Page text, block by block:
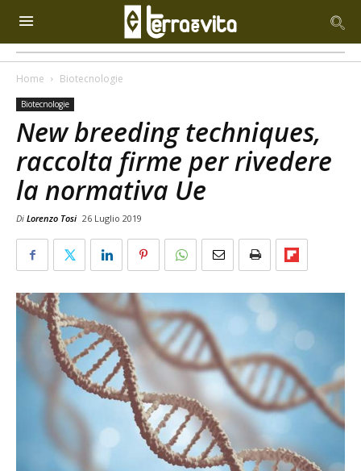
Home Biotecnologie
Biotecnologie
New breeding techniques,
raccolta firme per rivedere
la normativa Ue
Di Lorenzo Tosi 26 Luglio 2019